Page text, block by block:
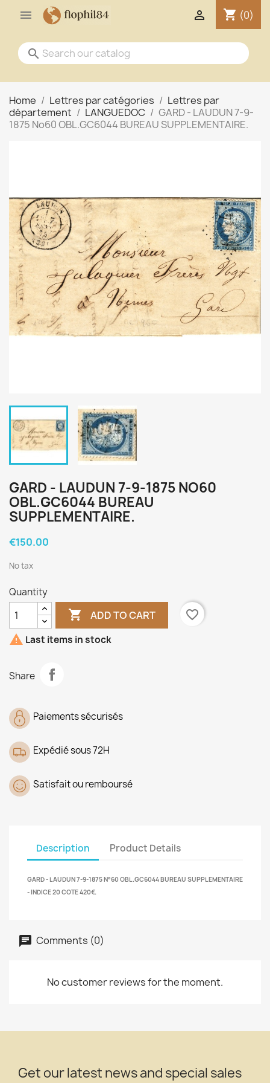
 shopping_cart (0)

search
Home Lettres par catégories
Lettres par
département
LANGUEDOC
GARD - LAUDUN 7-9-
1875 No60 OBL.GC6044 BUREAU SUPPLEMENTAIRE.
GARD - LAUDUN 7-9-1875 NO60
OBL.GC6044 BUREAU
SUPPLEMENTAIRE.
€150.00
No tax
Quantity
 ADD TO CART
favorite_border
 Last items in stock
Share
Paiements sécurisés
Expédié sous 72H
Satisfait ou remboursé
Description Product Details
GARD - LAUDUN 7-9-1875 N°60 OBL.GC6044 BUREAU SUPPLEMENTAIRE
- INDICE 20 COTE 420€.
Comments (0)
No customer reviews for the moment.
Get our latest news and special sales